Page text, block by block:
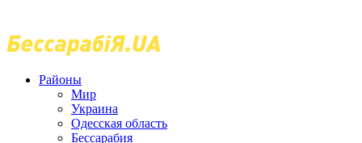
Районы
Мир
Украина
Одесская область
Бессарабия